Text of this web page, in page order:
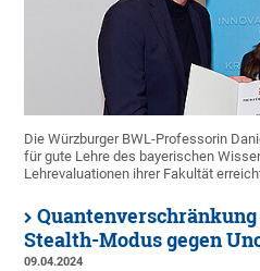
Die Würzburger BWL-Professorin
für gute Lehre des bayerischen
Lehrevaluationen ihrer Fakultät
Stealth-Modus gegen
09.04.2024